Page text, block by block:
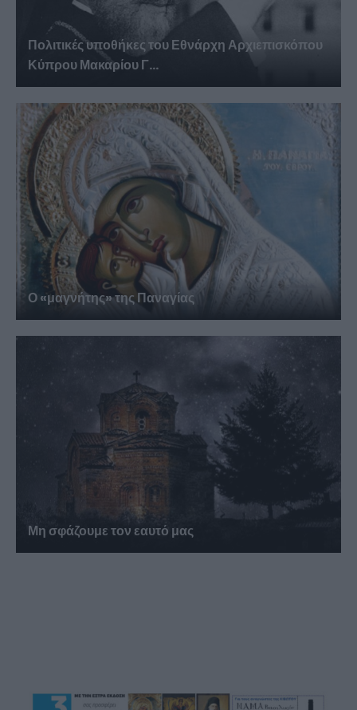
Πολιτικές υποθήκες του Εθνάρχη Αρχιεπισκόπου
Κύπρου Μακαρίου Γ...
Ο «μαγνήτης» της Παναγίας
Μη σφάζουμε τον εαυτό μας